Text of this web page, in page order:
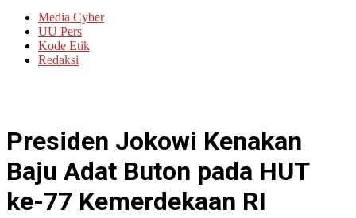
Media Cyber
UU Pers
Kode Etik
Redaksi
Presiden Jokowi Kenakan
Baju Adat Buton pada HUT
ke-77 Kemerdekaan RI